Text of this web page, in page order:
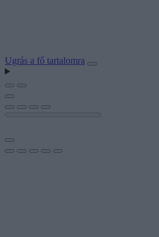
Ugrás a fő tartalomra